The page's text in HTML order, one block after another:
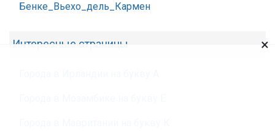
Бенке_Вьехо_дель_Кармен
Интересные страницы ×